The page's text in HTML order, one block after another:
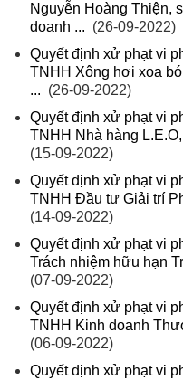
Nguyễn Hoàng Thiện,
doanh ... (26-09-2022)
Quyết định xử phạt vi
TNHH Xông hơi xoa
... (26-09-2022)
Quyết định xử phạt vi
TNHH Nhà hàng
(15-09-2022)
Quyết định xử phạt vi
TNHH Đầu tư Giải trí
(14-09-2022)
Quyết định xử phạt vi
Trách nhiệm hữu hạn
(07-09-2022)
Quyết định xử phạt vi
TNHH Kinh doanh
(06-09-2022)
Quyết định xử phạt vi